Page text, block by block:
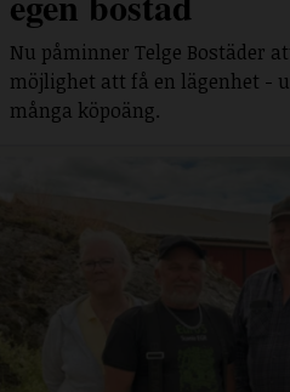
Nu påminner Telge Bostäder
möjlighet att få en lägenhet -
många köpoäng.